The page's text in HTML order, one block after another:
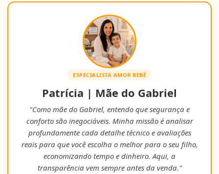
ESPECIALISTA AMOR BEBÊ
Patrícia | Mãe do Gabriel
"Como mãe do Gabriel, entendo que segurança e
conforto são inegociáveis. Minha missão é analisar
profundamente cada detalhe técnico e avaliações
reais para que você escolha o melhor para o seu filho,
economizando tempo e dinheiro. Aqui, a
transparência vem sempre antes da venda."